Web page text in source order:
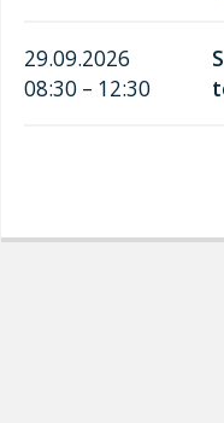
29.09.2026
08:30 – 12:30